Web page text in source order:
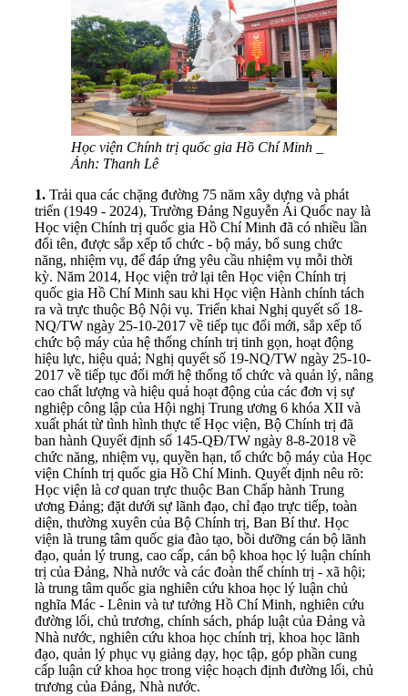
Học viện Chính trị quốc gia Hồ Chí Minh _
Ảnh: Thanh Lê
1. Trải qua các chặng đường 75 năm xây dựng và phát
triển (1949 - 2024), Trường Đảng Nguyễn Ái Quốc nay là
Học viện Chính trị quốc gia Hồ Chí Minh đã có nhiều lần
đổi tên, được sắp xếp tổ chức - bộ máy, bổ sung chức
năng, nhiệm vụ, để đáp ứng yêu cầu nhiệm vụ mỗi thời
kỳ. Năm 2014, Học viện trở lại tên Học viện Chính trị
quốc gia Hồ Chí Minh sau khi Học viện Hành chính tách
ra và trực thuộc Bộ Nội vụ. Triển khai Nghị quyết số 18-
NQ/TW ngày 25-10-2017 về tiếp tục đổi mới, sắp xếp tổ
chức bộ máy của hệ thống chính trị tinh gọn, hoạt động
hiệu lực, hiệu quả; Nghị quyết số 19-NQ/TW ngày 25-10-
2017 về tiếp tục đổi mới hệ thống tổ chức và quản lý, nâng
cao chất lượng và hiệu quả hoạt động của các đơn vị sự
nghiệp công lập của Hội nghị Trung ương 6 khóa XII và
xuất phát từ tình hình thực tế Học viện, Bộ Chính trị đã
ban hành Quyết định số 145-QĐ/TW ngày 8-8-2018 về
chức năng, nhiệm vụ, quyền hạn, tổ chức bộ máy của Học
viện Chính trị quốc gia Hồ Chí Minh. Quyết định nêu rõ:
Học viện là cơ quan trực thuộc Ban Chấp hành Trung
ương Đảng; đặt dưới sự lãnh đạo, chỉ đạo trực tiếp, toàn
diện, thường xuyên của Bộ Chính trị, Ban Bí thư. Học
viện là trung tâm quốc gia đào tạo, bồi dưỡng cán bộ lãnh
đạo, quản lý trung, cao cấp, cán bộ khoa học lý luận chính
trị của Đảng, Nhà nước và các đoàn thể chính trị - xã hội;
là trung tâm quốc gia nghiên cứu khoa học lý luận chủ
nghĩa Mác - Lênin và tư tưởng Hồ Chí Minh, nghiên cứu
đường lối, chủ trương, chính sách, pháp luật của Đảng và
Nhà nước, nghiên cứu khoa học chính trị, khoa học lãnh
đạo, quản lý phục vụ giảng dạy, học tập, góp phần cung
cấp luận cứ khoa học trong việc hoạch định đường lối, chủ
trương của Đảng, Nhà nước.